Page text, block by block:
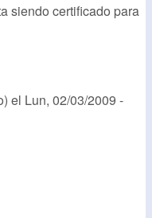
siendo certificado para
el Lun, 02/03/2009 -